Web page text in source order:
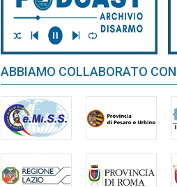
ABBIAMO COLLABORATO CON